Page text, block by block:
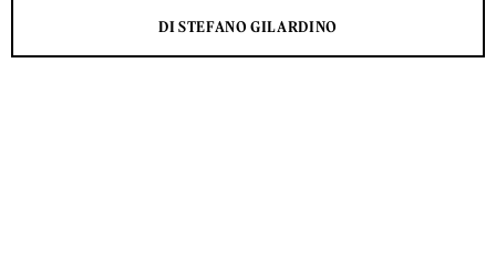
DI STEFANO GILARDINO